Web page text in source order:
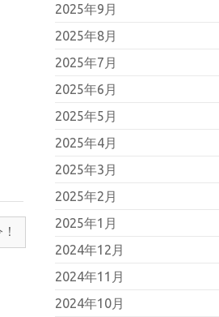
2025年9月
2025年8月
2025年7月
2025年6月
2025年5月
2025年4月
2025年3月
2025年2月
2025年1月
2024年12月
2024年11月
2024年10月